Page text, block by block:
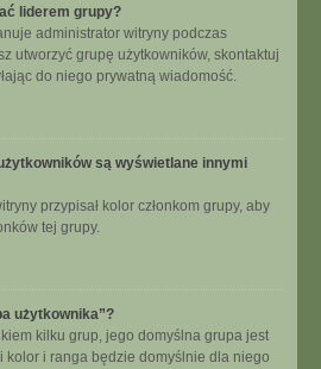
liderem grupy?
administrator witryny podczas
utworzyć grupę użytkowników, skontaktuj
do niego prywatną wiadomość.
są wyświetlane innymi
przypisał kolor członkom grupy, aby
tej grupy.
użytkownika”?
kilku grup, jego domyślna grupa jest
kolor i ranga będzie domyślnie dla niego